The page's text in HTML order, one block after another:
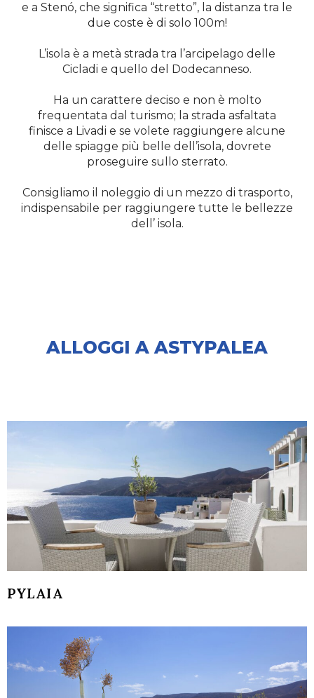
e a Stenó, che significa “stretto”, la distanza tra le
due coste è di solo 100m!
L’isola è a metà strada tra l’arcipelago delle
Cicladi e quello del Dodecanneso.
Ha un carattere deciso e non è molto
frequentata dal turismo; la strada asfaltata
finisce a Livadi e se volete raggiungere alcune
delle spiagge più belle dell’isola, dovrete
proseguire sullo sterrato.
Consigliamo il noleggio di un mezzo di trasporto,
indispensabile per raggiungere tutte le bellezze
dell’ isola.
ALLOGGI A ASTYPALEA
PYLAIA